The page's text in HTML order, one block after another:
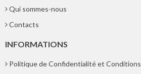
Qui sommes-nous
Contacts
INFORMATIONS
Politique de Confidentialité et Conditions